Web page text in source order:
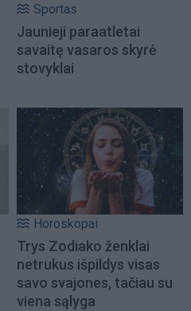
Sportas
Jaunieji paraatletai
savaitę vasaros skyrė
stovyklai
Horoskopai
Trys Zodiako ženklai
netrukus išpildys visas
savo svajones, tačiau su
viena sąlyga